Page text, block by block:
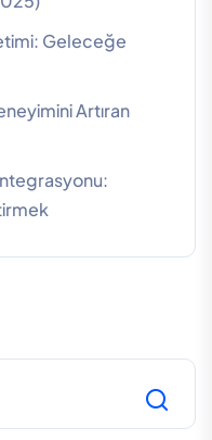
Geleceğe
Artıran